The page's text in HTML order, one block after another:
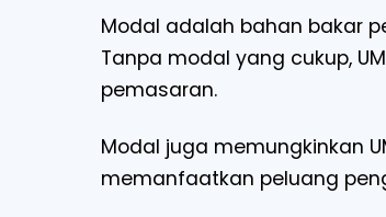
Modal adalah bahan bakar
Tanpa modal yang cukup,
pemasaran.
Modal juga memungkinkan
memanfaatkan peluang